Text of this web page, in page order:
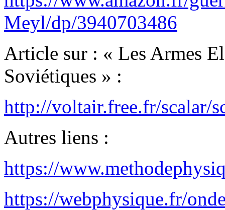
Meyl/dp/3940703486
Article sur : « Les Armes
Soviétiques » :
http://voltair.free.fr/scalar/
Autres liens :
https://
https://webphysique.fr/